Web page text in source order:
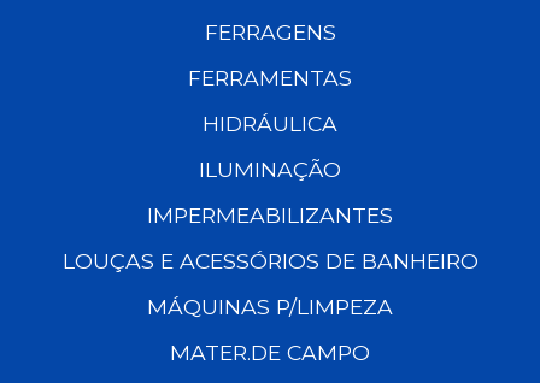
FERRAGENS
FERRAMENTAS
HIDRÁULICA
ILUMINAÇÃO
IMPERMEABILIZANTES
LOUÇAS E ACESSÓRIOS DE BANHEIRO
MÁQUINAS P/LIMPEZA
MATER.DE CAMPO